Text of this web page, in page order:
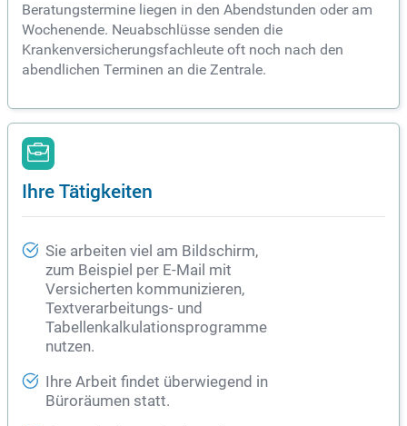
Beratungstermine liegen in den Abendstunden oder am
Wochenende. Neuabschlüsse senden die
Krankenversicherungsfachleute oft noch nach den
abendlichen Terminen an die Zentrale.
Ihre Tätigkeiten
Sie arbeiten viel am Bildschirm,
zum Beispiel per E-Mail mit
Versicherten kommunizieren,
Textverarbeitungs- und
Tabellenkalkulationsprogramme
nutzen.
Ihre Arbeit findet überwiegend in
Büroräumen statt.